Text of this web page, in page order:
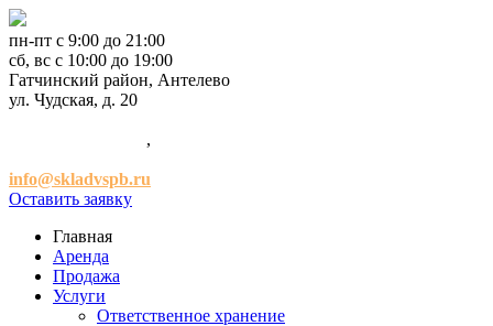
пн-пт с 9:00 до 21:00
сб, вс с 10:00 до 19:00
Гатчинский район, Антелево
ул. Чудская, д. 20
,
info@skladvspb.ru
Оставить заявку
Главная
Аренда
Продажа
Услуги
Ответственное хранение